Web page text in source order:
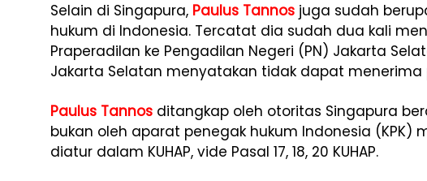
Selain di Singapura, Paulus Tannos juga sudah
hukum di Indonesia. Tercatat dia sudah dua kali
Praperadilan ke Pengadilan Negeri (PN) Jakarta
Jakarta Selatan menyatakan tidak dapat menerima
Paulus Tannos ditangkap oleh otoritas Singapura
bukan oleh aparat penegak hukum Indonesia (KPK)
diatur dalam KUHAP, vide Pasal 17, 18, 20 KUHAP.